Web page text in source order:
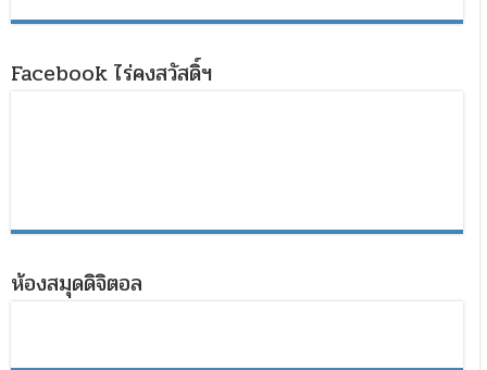
Facebook ไร่คงสวัสดิ์ฯ
ห้องสมุดดิจิตอล